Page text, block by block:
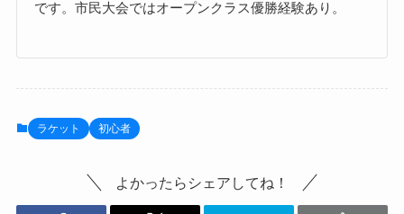
です。市民大会ではオープンクラス優勝経験あり。
ラケット 初心者
よかったらシェアしてね！